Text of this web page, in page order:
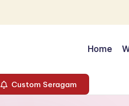
Home
Custom Seragam